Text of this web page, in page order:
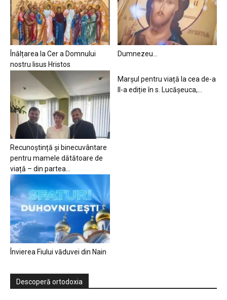
Înălțarea la Cer a Domnului
nostru Iisus Hristos
Dumnezeu…
Recunoștință și binecuvântare
pentru mamele dătătoare de
viață – din partea...
Marșul pentru viață la cea de-a
II-a ediție în s. Lucășeuca,...
Învierea Fiului văduvei din Nain
Descoperă ortodoxia